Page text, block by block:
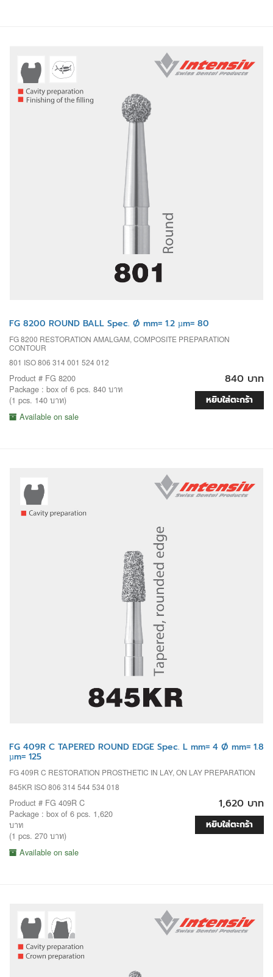
FG 8200 ROUND BALL Spec. Ø mm= 1.2 µm= 80
FG 8200 RESTORATION AMALGAM, COMPOSITE PREPARATION
CONTOUR
801 ISO 806 314 001 524 012
Product # FG 8200
Package : box of 6 pcs. 840 บาท
(1 pcs. 140 บาท)
Available on sale
840 บาท
หยิบใส่ตะกร้า
FG 409R C TAPERED ROUND EDGE Spec. L mm= 4 Ø mm= 1.8
µm= 125
FG 409R C RESTORATION PROSTHETIC IN LAY, ON LAY PREPARATION
845KR ISO 806 314 544 534 018
Product # FG 409R C
Package : box of 6 pcs. 1,620
บาท
(1 pcs. 270 บาท)
Available on sale
1,620 บาท
หยิบใส่ตะกร้า